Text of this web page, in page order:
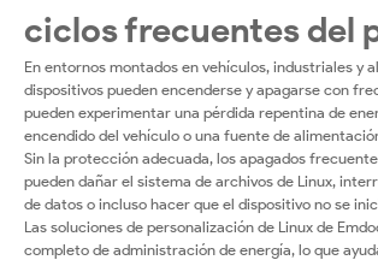
ciclos frecuentes del
En entornos montados en vehículos, industriales y
dispositivos pueden encenderse y apagarse con
pueden experimentar una pérdida repentina de
encendido del vehículo o una fuente de
Sin la protección adecuada, los apagados
pueden dañar el sistema de archivos de Linux,
de datos o incluso hacer que el dispositivo no se
Las soluciones de personalización de Linux de
completo de administración de energía, lo que